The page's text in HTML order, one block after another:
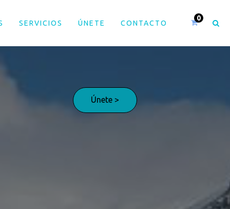
SERVICIOS ÚNETE CONTACTO
Únete >